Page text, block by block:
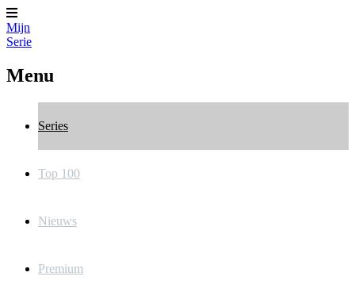
Mijn
Serie
Menu
Series
Top 100
Nieuws
Premium